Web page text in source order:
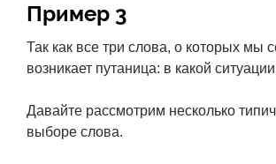
Пример 3
Так как все три слова, о которых мы
возникает путаница: в какой
Давайте рассмотрим несколько
выборе слова.